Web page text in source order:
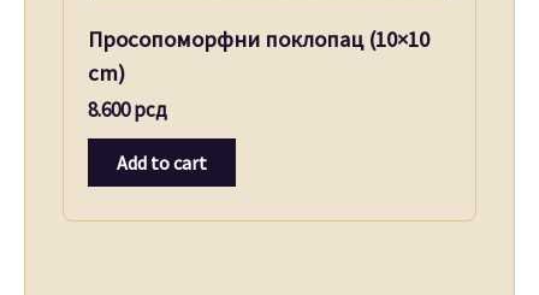
Просопоморфни поклопац (10×10
cm)
8.600рсд
Add to cart